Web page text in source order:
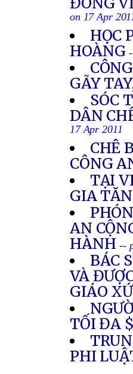
on 17 Apr
HỌC
HOÀNG
GÃY
SÓC
DÂN
17 Apr 2011
CHÊ
CÔNG
TẠI
GIA
AN
HÀNH --
BÁC
VÀ
GIÁO
TỐI ĐA
PHI